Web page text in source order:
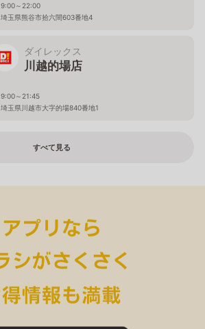
9:00～22:00
埼玉県熊谷市拾六間603番地4
ダイレックス
川越的場店
9:00～21:45
埼玉県川越市大字的場840番地1
すべて見る